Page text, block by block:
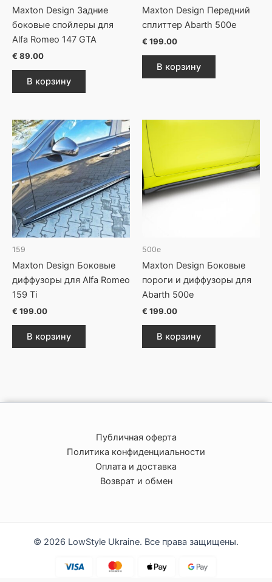
Maxton Design Задние
боковые спойлеры для
Alfa Romeo 147 GTA
€ 89.00
В корзину
Maxton Design Передний
сплиттер Abarth 500e
€ 199.00
В корзину
159
Maxton Design Боковые
диффузоры для Alfa Romeo
159 Ti
€ 199.00
В корзину
500e
Maxton Design Боковые
пороги и диффузоры для
Abarth 500e
€ 199.00
В корзину
Публичная оферта
Политика конфиденциальности
Оплата и доставка
Возврат и обмен
© 2026 LowStyle Ukraine. Все права защищены.